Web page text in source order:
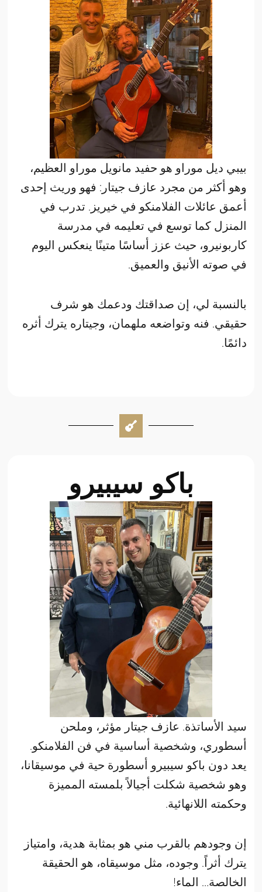
بيبي ديل موراو هو حفيد مانويل موراو العظيم،
وهو أكثر من مجرد عازف جيتار: فهو وريث إحدى
أعمق عائلات الفلامنكو في خيريز. تدرب في
المنزل كما توسع في تعليمه في مدرسة
كاربونيرو، حيث عزز أساسًا متينًا ينعكس اليوم
في صوته الأنيق والعميق.
بالنسبة لي، إن صداقتك ودعمك هو شرف
حقيقي. فنه وتواضعه ملهمان، وجيتاره يترك أثره
دائمًا.
باكو سيبيرو
سيد الأساتذة. عازف جيتار مؤثر، وملحن
أسطوري، وشخصية أساسية في فن الفلامنكو.
يعد دون باكو سيبيرو أسطورة حية في موسيقانا،
وهو شخصية شكلت أجيالاً بلمسته المميزة
وحكمته اللانهائية.
إن وجودهم بالقرب مني هو بمثابة هدية، وامتياز
يترك أثراً. وجوده، مثل موسيقاه، هو الحقيقة
الخالصة… الماء!